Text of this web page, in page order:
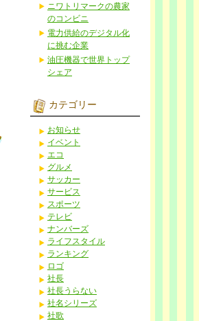
ニワトリマークの農家
のコンビニ
電力供給のデジタル化
に挑む企業
油圧機器で世界トップ
シェア
カテゴリー
お知らせ
イベント
エコ
グルメ
サッカー
サービス
スポーツ
テレビ
ナンバーズ
ライフスタイル
ランキング
ロゴ
社長
社長うらない
社名シリーズ
社歌